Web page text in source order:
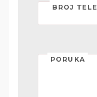
BROJ
PORUKA